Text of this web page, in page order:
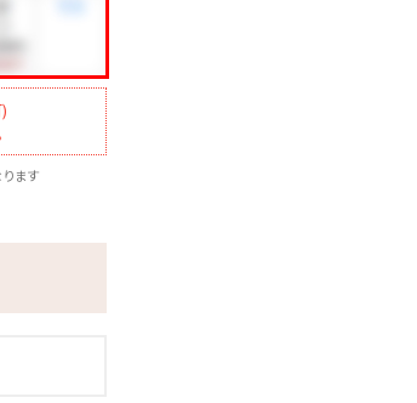
ます